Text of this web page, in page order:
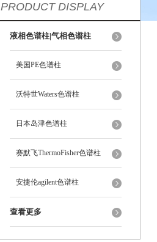
PRODUCT DISPLAY
液相色谱柱|气相色谱柱
美国PE色谱柱
沃特世Waters色谱柱
日本岛津色谱柱
赛默飞ThermoFisher色谱柱
安捷伦agilent色谱柱
查看更多